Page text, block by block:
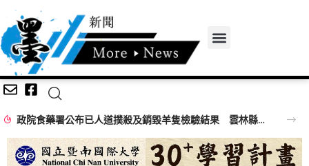
政院食藥署公布已人道撲殺及銷毀羊隻檢驗結果 雲林縣政府持續追查戴奧辛污染源 全力守護環境安全